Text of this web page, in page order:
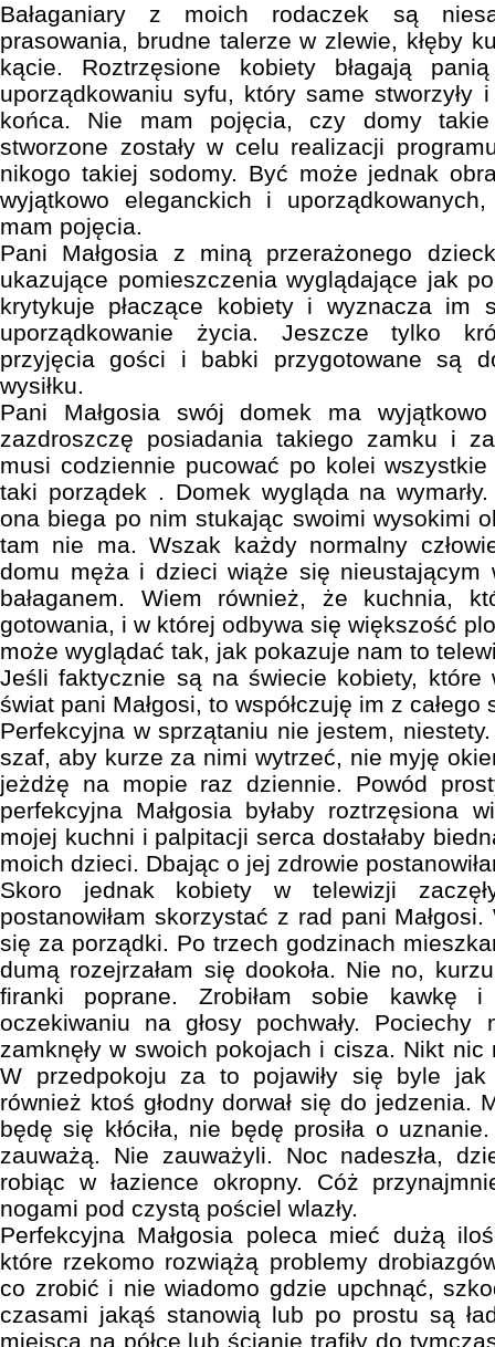
Bałaganiary z moich rodaczek są
prasowania, brudne talerze w zlewie, kłęby
kącie. Roztrzęsione kobiety błagają
uporządkowaniu syfu, który same
końca. Nie mam pojęcia, czy domy
stworzone zostały w celu realizacji
nikogo takiej sodomy. Być może jednak
wyjątkowo eleganckich i
mam pojęcia.
Pani Małgosia z miną przerażonego
ukazujące pomieszczenia wyglądające jak
krytykuje płaczące kobiety i wyznacza im
uporządkowanie życia. Jeszcze tylko
przyjęcia gości i babki przygotowane są
wysiłku.
Pani Małgosia swój domek ma
zazdroszczę posiadania takiego zamku i
musi codziennie pucować po kolei
taki porządek . Domek wygląda na
ona biega po nim stukając swoimi wysokimi
tam nie ma. Wszak każdy normalny
domu męża i dzieci wiąże się nieustającym
bałaganem. Wiem również, że kuchnia,
gotowania, i w której odbywa się większość
może wyglądać tak, jak pokazuje nam to
Jeśli faktycznie są na świecie kobiety, które
świat pani Małgosi, to współczuję im z całego
Perfekcyjna w sprzątaniu nie jestem,
szaf, aby kurze za nimi wytrzeć, nie myję
jeżdżę na mopie raz dziennie. Powód
perfekcyjna Małgosia byłaby roztrzęsiona
mojej kuchni i palpitacji serca dostałaby
moich dzieci. Dbając o jej zdrowie
Skoro jednak kobiety w telewizji
postanowiłam skorzystać z rad pani
się za porządki. Po trzech godzinach
dumą rozejrzałam się dookoła. Nie no,
firanki poprane. Zrobiłam sobie kawkę
oczekiwaniu na głosy pochwały.
zamknęły w swoich pokojach i cisza. Nikt nic
W przedpokoju za to pojawiły się byle
również ktoś głodny dorwał się do jedzenia.
będę się kłóciła, nie będę prosiła o
zauważą. Nie zauważyli. Noc nadeszła,
robiąc w łazience okropny. Cóż
nogami pod czystą pościel wlazły.
Perfekcyjna Małgosia poleca mieć dużą
które rzekomo rozwiążą problemy
co zrobić i nie wiadomo gdzie upchnąć,
czasami jakąś stanowią lub po prostu są
miejsca na półce lub ścianie trafiły do